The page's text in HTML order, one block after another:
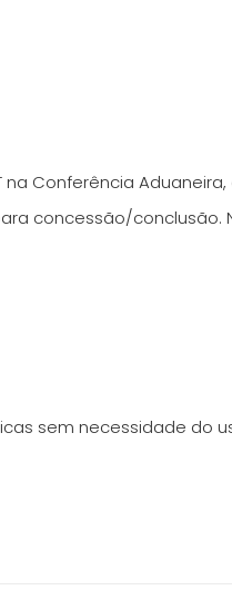
na Conferência
concessão/conclusão.
sem necessidade